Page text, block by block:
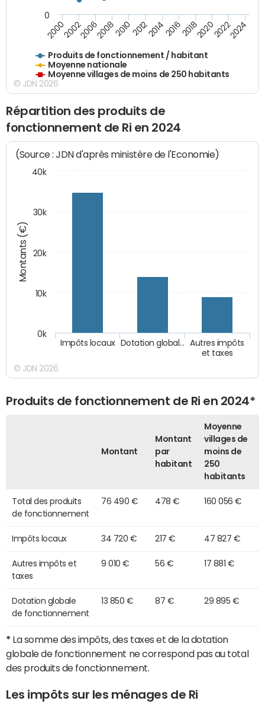
Produits de fonctionnement / habitant
Moyenne nationale
Moyenne villages de moins de 250 habitants
200020022006200820102012201420162018202020222024
0
© JDN 2026
Répartition des produits de
fonctionnement de Ri en 2024
Montants (€)
(Source : JDN d'après ministère de l'Economie)
Autres impôts
et taxes
Dotation global…
Impôts locaux
0k
10k
20k
30k
40k
© JDN 2026
Produits de fonctionnement de Ri en 2024*
Montant
Montant
par
habitant
Moyenne
villages de
moins de
250
habitants
Total des produits
de fonctionnement
76 490 € 478 € 160 056 €
Impôts locaux 34 720 € 217 € 47 827 €
Autres impôts et
taxes
9 010 € 56 € 17 881 €
Dotation globale
de fonctionnement
13 850 € 87 € 29 895 €
* La somme des impôts, des taxes et de la dotation
globale de fonctionnement ne correspond pas au total
des produits de fonctionnement.
Les impôts sur les ménages de Ri